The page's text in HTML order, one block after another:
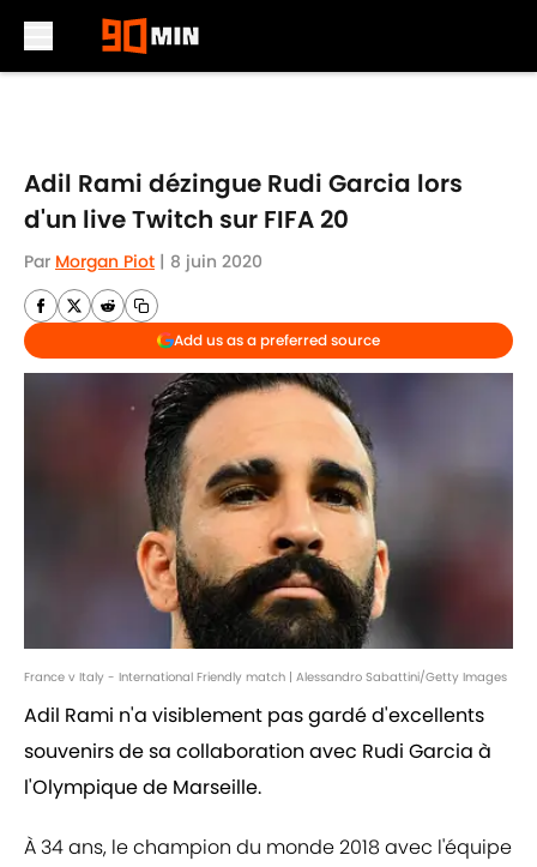
Adil Rami dézingue Rudi Garcia lors
d'un live Twitch sur FIFA 20
Par Morgan Piot | 8 juin 2020
Add us as a preferred source
France v Italy - International Friendly match | Alessandro Sabattini/Getty Images
Adil Rami n'a visiblement pas gardé d'excellents
souvenirs de sa collaboration avec Rudi Garcia à
l'Olympique de Marseille.
À 34 ans, le champion du monde 2018 avec l'équipe